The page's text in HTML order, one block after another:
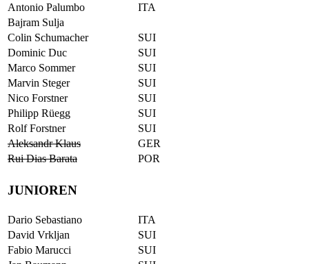
Antonio Palumbo
ITA
Bajram Sulja
Colin Schumacher
SUI
Dominic Duc
SUI
Marco Sommer
SUI
Marvin Steger
SUI
Nico Forstner
SUI
Philipp Rüegg
SUI
Rolf Forstner
SUI
Aleksandr Klaus
GER
Rui Dias Barata
POR
JUNIOREN
Dario Sebastiano
ITA
David Vrkljan
SUI
Fabio Marucci
SUI